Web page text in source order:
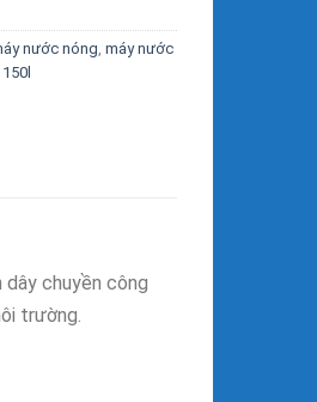
nước nóng máy nước
chuyền công
trường.